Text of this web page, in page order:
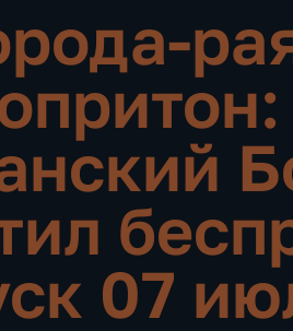
07